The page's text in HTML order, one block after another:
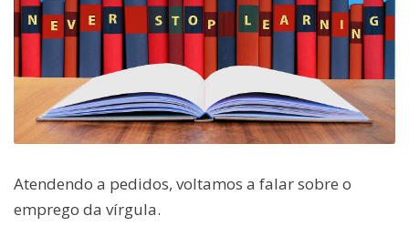
Atendendo a pedidos, voltamos a falar sobre o
emprego da vírgula.